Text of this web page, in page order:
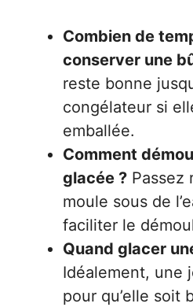
Combien de
conserver une
reste bonne
congélateur si
emballée.
Comment
glacée ? Passez
moule sous de
faciliter le
Quand glacer
Idéalement, une
pour qu’elle soit